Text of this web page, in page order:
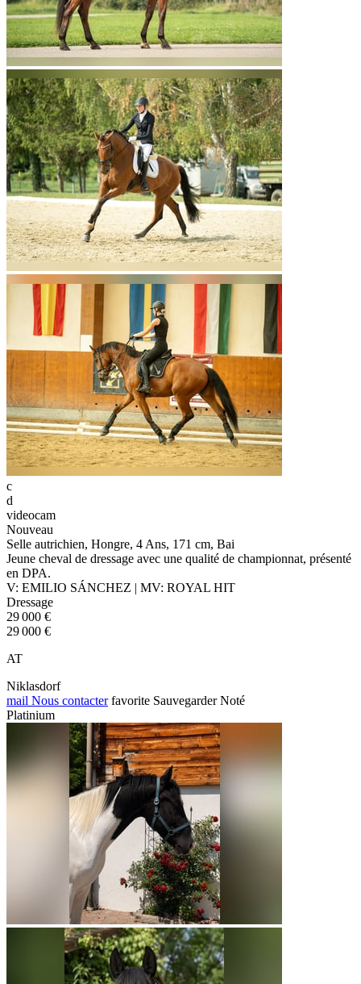
c
d
videocam
Nouveau
Selle autrichien, Hongre, 4 Ans, 171 cm, Bai
Jeune cheval de dressage avec une qualité de championnat, présenté
en DPA.
V: EMILIO SÁNCHEZ | MV: ROYAL HIT
Dressage
29 000 €
29 000 €
AT
Niklasdorf
mail Nous contacter favorite Sauvegarder Noté
Platinium